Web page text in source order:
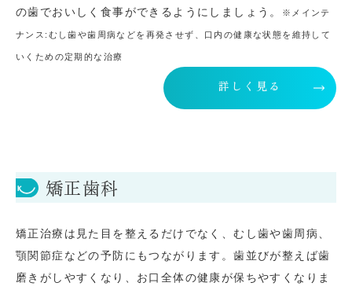
の歯でおいしく食事ができるようにしましょう。
※メインテ
ナンス:むし歯や歯周病などを再発させず、口内の健康な状態を維持して
いくための定期的な治療
詳しく見る
矯正歯科
矯正治療は見た目を整えるだけでなく、むし歯や歯周病、
顎関節症などの予防にもつながります。歯並びが整えば歯
磨きがしやすくなり、お口全体の健康が保ちやすくなりま